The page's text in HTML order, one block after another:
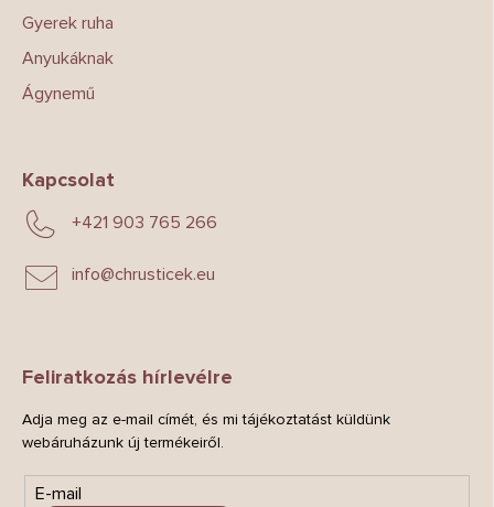
Gyerek ruha
Anyukáknak
Ágynemű
Kapcsolat
info@chrusticek.eu
+421 903 765 266
Feliratkozás hírlevélre
Adja meg az e-mail címét, és mi tájékoztatást küldünk
webáruházunk új termékeiről.
E-mail